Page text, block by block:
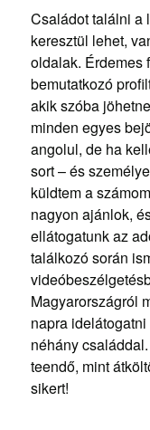
Családot találni a
keresztül lehet,
oldalak. Érdemes
bemutatkozó
akik szóba
minden egyes
angolul, de ha
sort – és
küldtem a
nagyon ajánlok,
ellátogatunk az
találkozó során
Magyarországról
napra
néhány
teendő, mint
sikert!